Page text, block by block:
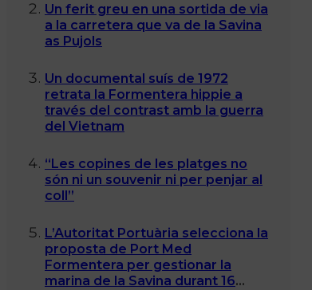
Un ferit greu en una sortida de via
a la carretera que va de la Savina
as Pujols
Un documental suís de 1972
retrata la Formentera hippie a
través del contrast amb la guerra
del Vietnam
“Les copines de les platges no
són ni un souvenir ni per penjar al
coll”
L’Autoritat Portuària selecciona la
proposta de Port Med
Formentera per gestionar la
marina de la Savina durant 16